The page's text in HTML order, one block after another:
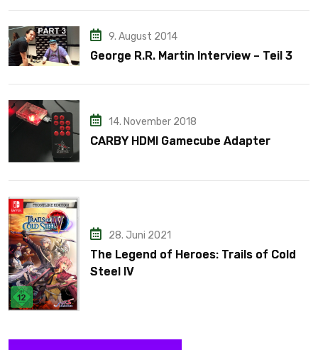
9. August 2014
George R.R. Martin Interview – Teil 3
14. November 2018
CARBY HDMI Gamecube Adapter
28. Juni 2021
The Legend of Heroes: Trails of Cold
Steel IV